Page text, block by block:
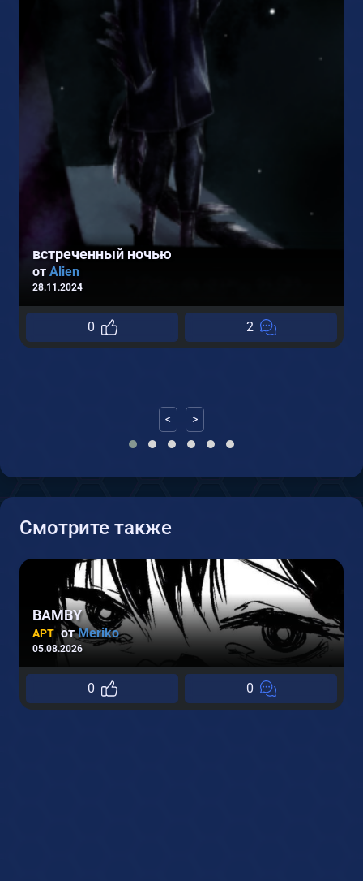
встреченный ночью
от Alien
28.11.2024
0 2
< >
Смотрите также
BAMBY
АРТ отMeriko
05.08.2026
0 0